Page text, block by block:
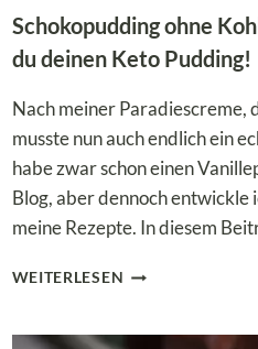
Schokopudding ohne
du deinen Keto Pudding!
Nach meiner Paradiescreme,
musste nun auch endlich ein
habe zwar schon einen
Blog, aber dennoch entwickle
meine Rezepte. In diesem
WEITERLESEN
–